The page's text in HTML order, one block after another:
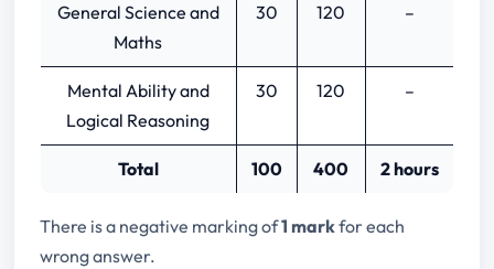
General Science and
Maths
30 120 –
Mental Ability and
Logical Reasoning
30 120 –
Total 100 400 2 hours
There is a negative marking of1 markfor each
wrong answer.